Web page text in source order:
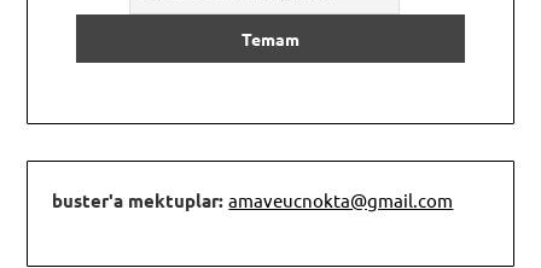
buster'a mektuplar:amaveucnokta@gmail.com